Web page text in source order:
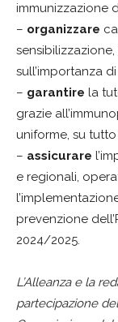
immunizzazione
– organizzare
sull’importanza
– garantire la
grazie
uniforme, su
– assicurare
e regionali,
prevenzione
2024/2025.
L’Alleanza e la
partecipazione